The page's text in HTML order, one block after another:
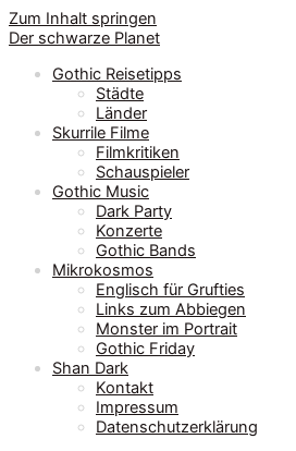
Zum Inhalt springen
Der schwarze Planet
Gothic Reisetipps
Städte
Länder
Skurrile Filme
Filmkritiken
Schauspieler
Gothic Music
Dark Party
Konzerte
Gothic Bands
Mikrokosmos
Englisch für Grufties
Links zum Abbiegen
Monster im Portrait
Gothic Friday
Shan Dark
Kontakt
Impressum
Datenschutzerklärung